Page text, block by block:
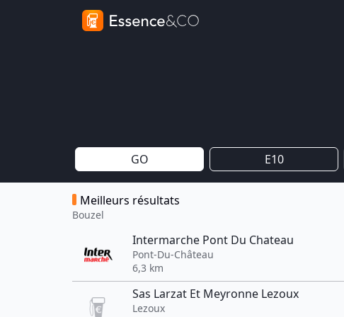
GO E10
Meilleurs résultats
Bouzel
Intermarche Pont Du Chateau
Pont-Du-Château
6,3 km
Sas Larzat Et Meyronne Lezoux
Lezoux